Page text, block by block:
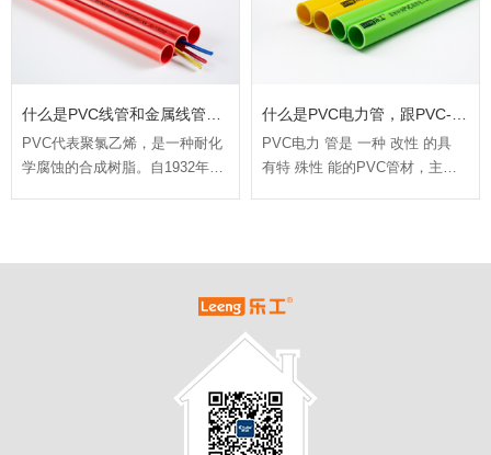
什么是PVC线管和金属线管？-材通乐工管
PVC代表聚氯乙烯，是一种耐化
学腐蚀的合成树脂。自1932年以
被称为白色刚性（或柔性）PVC
什么是PVC电力管，跟PVC-C电力管有什么区别？
PVC电力 管是 一种 改性 的具
有特 殊性 能的PVC管材，主要